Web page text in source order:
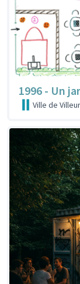
1996 - Un
Ville de